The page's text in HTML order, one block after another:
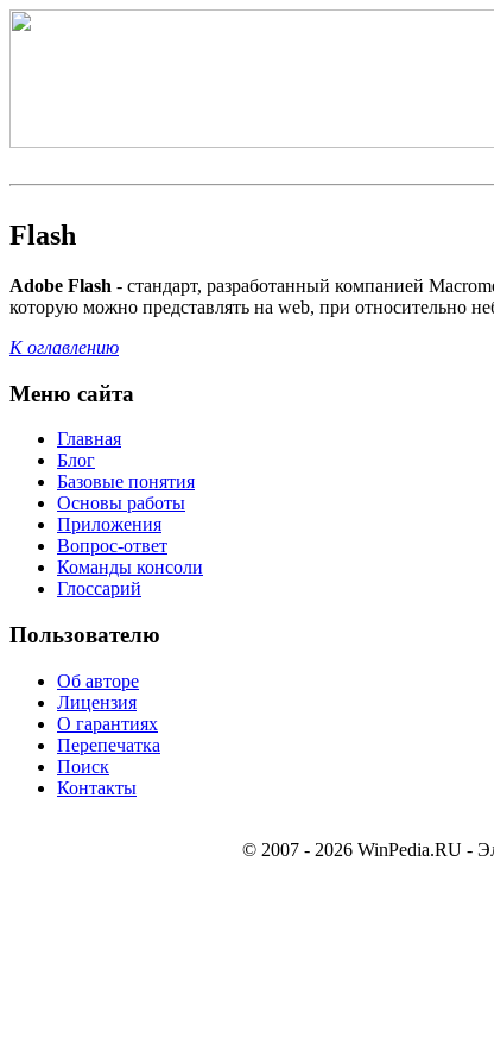
Flash
Adobe Flash - стандарт, разработанный компанией
которую можно представлять на web, при относительно
К оглавлению
Меню сайта
Главная
Блог
Базовые понятия
Основы работы
Приложения
Вопрос-ответ
Команды консоли
Глоссарий
Пользователю
Об авторе
Лицензия
О гарантиях
Перепечатка
Поиск
Контакты
© 2007 - 2026 WinPedia.RU -